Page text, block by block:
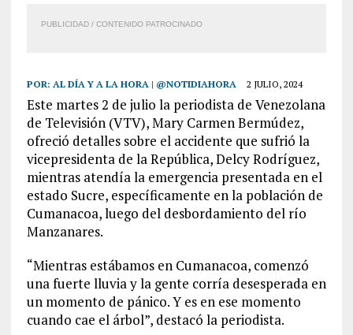
PUBLICIDAD / CONTENIDO PATROCINADO
POR: AL DÍA Y A LA HORA | @NOTIDIAHORA 2 JULIO, 2024
Este martes 2 de julio la periodista de Venezolana
de Televisión (VTV), Mary Carmen Bermúdez,
ofreció detalles sobre el accidente que sufrió la
vicepresidenta de la República, Delcy Rodríguez,
mientras atendía la emergencia presentada en el
estado Sucre, específicamente en la población de
Cumanacoa, luego del desbordamiento del río
Manzanares.
“Mientras estábamos en Cumanacoa, comenzó
una fuerte lluvia y la gente corría desesperada en
un momento de pánico. Y es en ese momento
cuando cae el árbol”, destacó la periodista.